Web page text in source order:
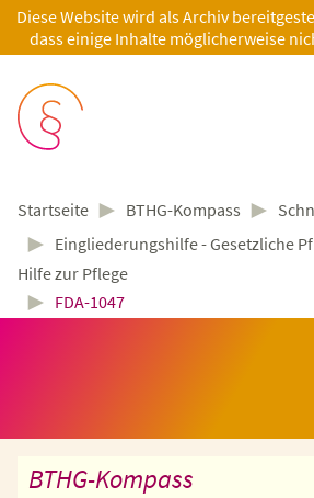
Diese Website wird als Archiv
dass einige Inhalte möglicherweise
Startseite ► BTHG-Kompass ►
► Eingliederungshilfe - Gesetzliche
Hilfe zur Pflege
► FDA-1047
BTHG-Kompass